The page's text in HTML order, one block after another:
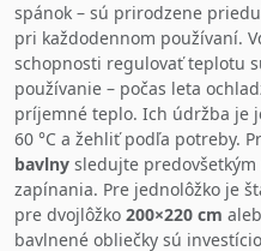
spánok – sú prirodzene
pri každodennom používaní.
schopnosti regulovať teplotu
používanie – počas leta
príjemné teplo. Ich údržba je
60 °C a žehliť podľa potreby.
bavlny sledujte
zapínania. Pre jednolôžko je
pre dvojlôžko 200×220 cm
bavlnené obliečky sú